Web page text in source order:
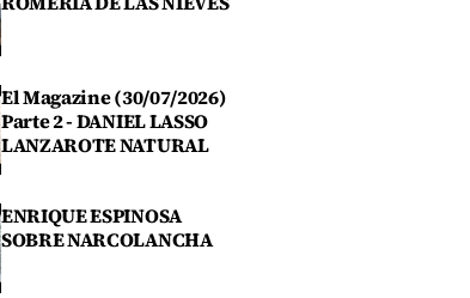
El Magazine (30/07/2026)
Parte 2 - DANIEL LASSO
LANZAROTE NATURAL
ENRIQUE ESPINOSA
SOBRE NARCOLANCHA